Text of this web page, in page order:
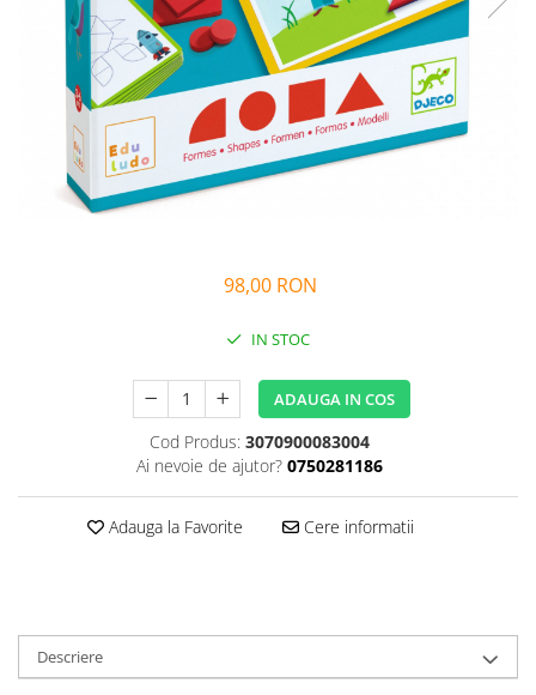
Alfabet si matematica
Jocuri de memorie si inteligenta
Seria Lectia de sanatate
Editura Litera
Editura Galaxia Copiilor
Colectia PIXI
Pisicile Războinice
Colectia Pia Papadia
98,00 RON
IN STOC
ADAUGA IN COS
Cod Produs: 3070900083004
Ai nevoie de ajutor? 0750281186
Adauga la Favorite Cere informatii
Descriere